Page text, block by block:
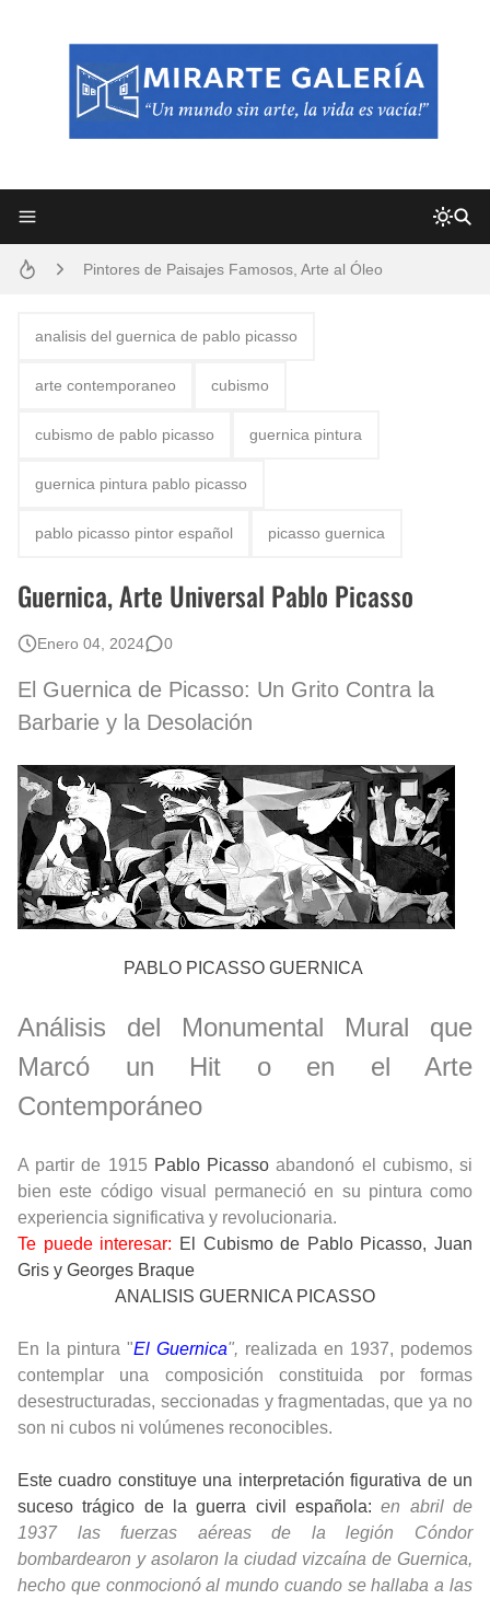
Pintores de Paisajes Famosos, Arte al Óleo
analisis del guernica de pablo picasso
arte contemporaneo cubismo
cubismo de pablo picasso guernica pintura
guernica pintura pablo picasso
pablo picasso pintor español picasso guernica
Guernica, Arte Universal Pablo Picasso
Enero 04, 2024 0
El Guernica de Picasso: Un Grito Contra la
Barbarie y la Desolación
PABLO PICASSO GUERNICA
Análisis del Monumental Mural que
Marcó un Hit o en el Arte
Contemporáneo
A partir de 1915 Pablo Picasso abandonó el cubismo, si
bien este código visual permaneció en su pintura como
experiencia significativa y revolucionaria.
Te puede interesar: El Cubismo de Pablo Picasso, Juan
Gris y Georges Braque
ANALISIS GUERNICA PICASSO
En la pintura "El Guernica", realizada en 1937, podemos
contemplar una composición constituida por formas
desestructuradas, seccionadas y fragmentadas, que ya no
son ni cubos ni volúmenes reconocibles.
Este cuadro constituye una interpretación figurativa de un
suceso trágico de la guerra civil española: en abril de
1937 las fuerzas aéreas de la legión Cóndor
bombardearon y asolaron la ciudad vizcaína de Guernica,
hecho que conmocionó al mundo cuando se hallaba a las